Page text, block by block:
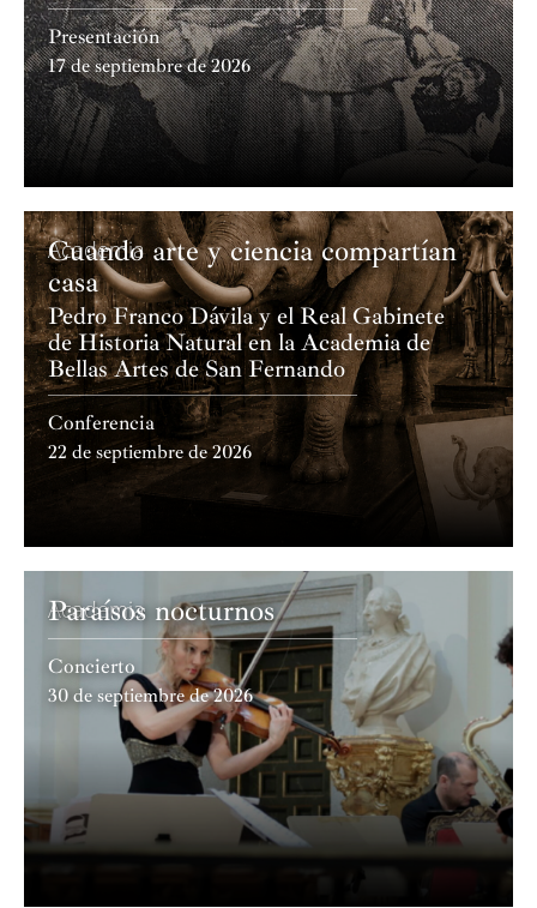
Presentación
17 de septiembre de 2026
Academia
Cuando arte y ciencia compartían
casa
Pedro Franco Dávila y el Real Gabinete
de Historia Natural en la Academia de
Bellas Artes de San Fernando
Conferencia
22 de septiembre de 2026
Academia
Paraísos nocturnos
Concierto
30 de septiembre de 2026